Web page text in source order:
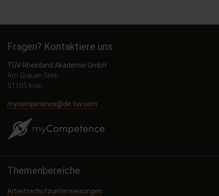
Fragen? Kontaktiere uns
TÜV Rheinland Akademie GmbH
Am Grauen Stein
51105 Köln
mycompetence@de.tuv.com
Themenbereiche
Arbeitsschutzunterweisungen